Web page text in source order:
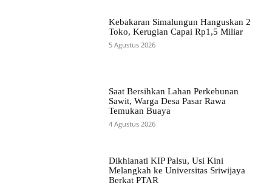
Kebakaran Simalungun Hanguskan 2
Toko, Kerugian Capai Rp1,5 Miliar
5 Agustus 2026
Saat Bersihkan Lahan Perkebunan
Sawit, Warga Desa Pasar Rawa
Temukan Buaya
4 Agustus 2026
Dikhianati KIP Palsu, Usi Kini
Melangkah ke Universitas Sriwijaya
Berkat PTAR